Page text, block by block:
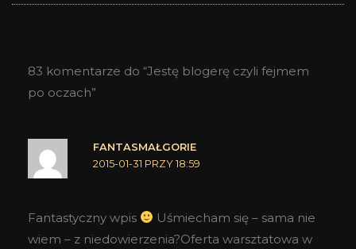
83 komentarze do “Jestę blogerę czyli fejmem
po oczach”
FANTASMAŁGORIE
2015-01-31 PRZY 18:59
Fantastyczny wpis
Uśmiecham się – sama nie
wiem – z niedowierzenia?Oferta warsztatowa w